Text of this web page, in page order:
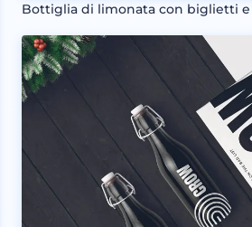
Bottiglia di limonata con biglietti